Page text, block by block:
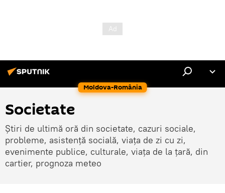
Moldova-România
Societate
Știri de ultimă oră din societate, cazuri sociale,
probleme, asistență socială, viața de zi cu zi,
evenimente publice, culturale, viața de la țară, din
cartier, prognoza meteo